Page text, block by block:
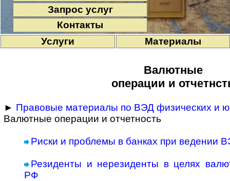
Запрос услуг
Контакты
Услуги
Материалы
Валютные
операции и
► Правовые материалы по ВЭД физических и
Валютные операции и отчетность
Риски и проблемы в банках при ведении
Резиденты и нерезиденты в целях
РФ